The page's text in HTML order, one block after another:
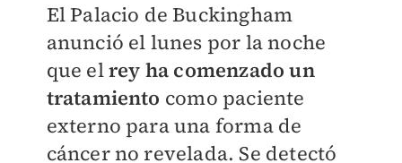
El Palacio de Buckingham
anunció el lunes por la noche
que elrey ha comenzado un
tratamiento como paciente
externo para una forma de
cáncer no revelada. Se detectó